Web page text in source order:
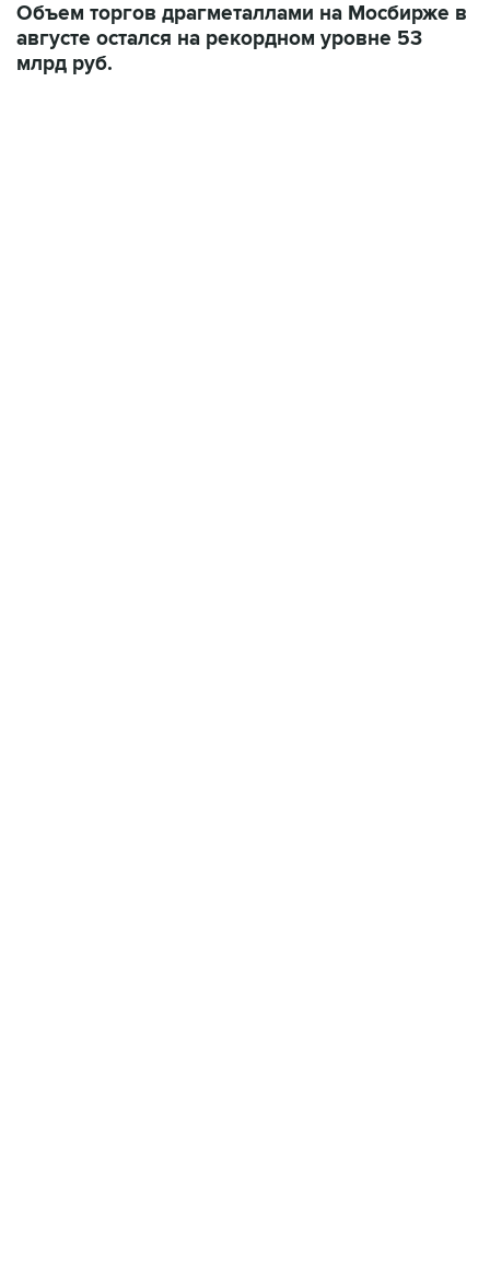
Объем торгов драгметаллами на Мосбирже в
августе остался на рекордном уровне 53
млрд руб.